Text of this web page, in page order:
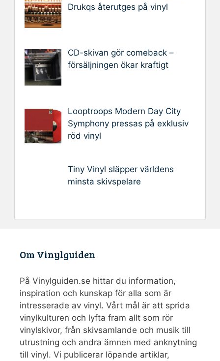
Drukqs återutges på vinyl
CD-skivan gör comeback –
försäljningen ökar kraftigt
Looptroops Modern Day City
Symphony pressas på exklusiv
röd vinyl
Tiny Vinyl släpper världens
minsta skivspelare
Om Vinylguiden
På Vinylguiden.se hittar du information,
inspiration och kunskap för alla som är
intresserade av vinyl. Vårt mål är att sprida
vinylkulturen och lyfta fram allt som rör
vinylskivor, från skivsamlande och musik till
utrustning och andra ämnen med anknytning
till vinyl. Vi publicerar löpande artiklar,